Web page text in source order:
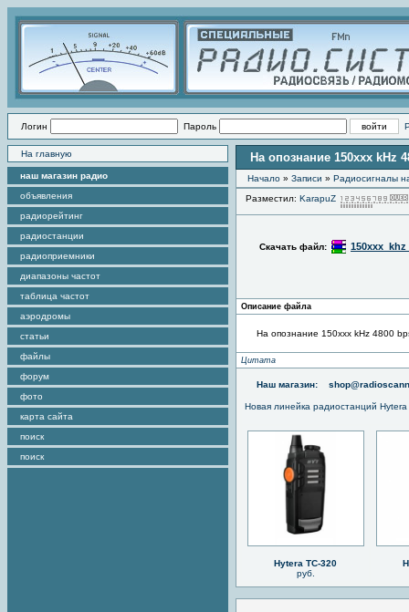
Логин Пароль
На главную
наш магазин радио
объявления
радиорейтинг
радиостанции
радиоприемники
диапазоны частот
таблица частот
аэродромы
статьи
файлы
форум
фото
карта сайта
поиск
поиск
На опознание 150xxx kHz
Начало » Записи » Радиоcигналы
Разместил: KarapuZ
Скачать файл:
Описание файла
На опознание 150xxx kHz 4800
Цитата
Наш магазин:
Новая линейка радиостанций
Hytera TC-320
руб.